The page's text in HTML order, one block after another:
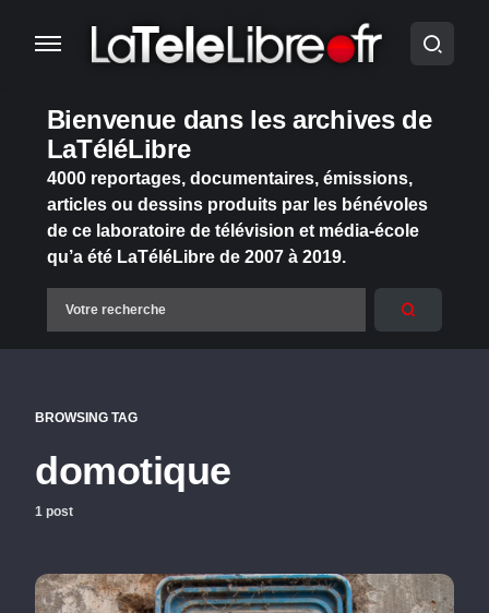
Bienvenue dans les archives de
LaTéléLibre
4000 reportages, documentaires, émissions,
articles ou dessins produits par les bénévoles
de ce laboratoire de télévision et média-école
qu’a été LaTéléLibre de 2007 à 2019.
BROWSING TAG
domotique
1 post